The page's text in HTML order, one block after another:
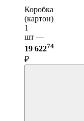
Коробка
(картон)
1
шт —
19 62274
₽